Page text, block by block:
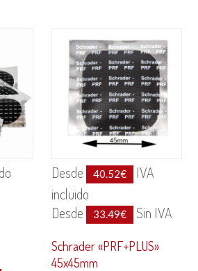
Desde 40.52€
IVA
incluido
Desde
33.49€ Sin IVA
Schrader «PRF+PLUS»
45x45mm